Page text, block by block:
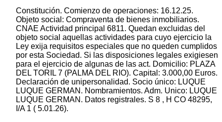
Constitución. Comienzo de operaciones: 16.12.25.
Objeto social: Compraventa de bienes inmobiliarios.
CNAE Actividad principal 6811. Quedan excluidas del
objeto social aquellas actividades para cuyo ejercicio la
Ley exija requisitos especiales que no queden cumplidos
por esta Sociedad. Si las disposiciones legales exigiesen
para el ejercicio de algunas de las act. Domicilio: PLAZA
DEL TORIL 7 (PALMA DEL RIO). Capital: 3.000,00 Euros.
Declaración de unipersonalidad. Socio único: LUQUE
LUQUE GERMAN. Nombramientos. Adm. Unico: LUQUE
LUQUE GERMAN. Datos registrales. S 8 , H CO 48295,
I/A 1 ( 5.01.26).